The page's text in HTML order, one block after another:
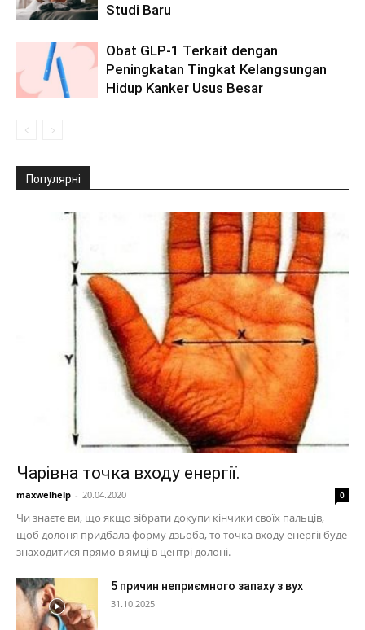
Studi Baru
Obat GLP-1 Terkait dengan
Peningkatan Tingkat Kelangsungan
Hidup Kanker Usus Besar
Популярні
Чарівна точка входу енергії.
maxwelhelp - 20.04.2020 0
Чи знаєте ви, що якщо зібрати докупи кінчики своїх пальців,
щоб долоня придбала форму дзьоба, то точка входу енергії буде
знаходитися прямо в ямці в центрі долоні.
5 причин неприємного запаху з вух
31.10.2025